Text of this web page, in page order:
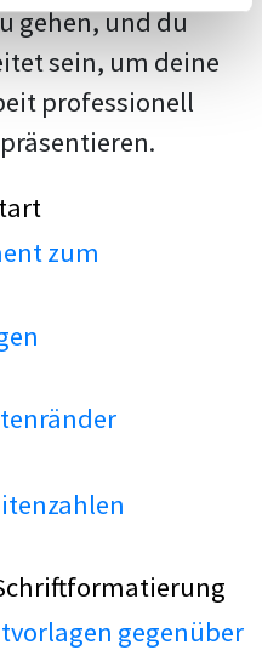
gehen, und du
sein, um deine
professionell
zum
gegenüber